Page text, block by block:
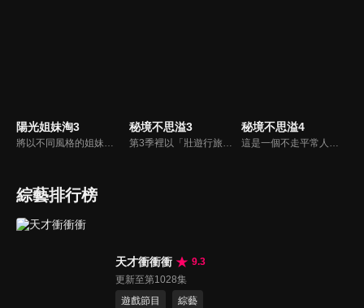
陽光姐妹淘3 秘境不思溢3 秘境不思溢4
綜藝排行榜
天才衝衝衝
9.3
更新至第1028集
遊戲節目
綜藝